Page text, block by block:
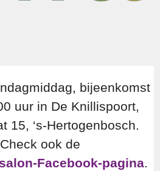
bijeenkomst
uur in De Knillispoort,
15, ‘s-Hertogenbosch.
ook de
Facebook-pagina.